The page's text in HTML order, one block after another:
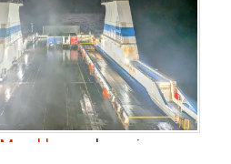
Marokko
, nach zwei